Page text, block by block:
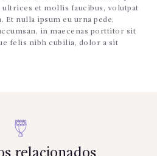
ultrices et mollis faucibus, volutpat
nulla ipsum eu urna pede,
in maecenas porttitor sit
felis nibh cubilia, dolor a sit